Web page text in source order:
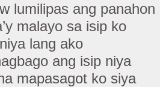
lumilipas ang panahon
malayo sa isip ko
lang ako
ang isip niya
mapasagot ko siya